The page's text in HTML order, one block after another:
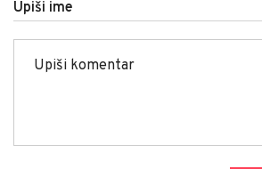
Upiši ime